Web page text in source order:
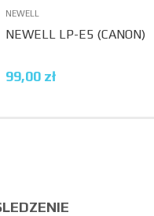
NEWELL
NEWELL LP-E5 (CANON)
99,00 zł